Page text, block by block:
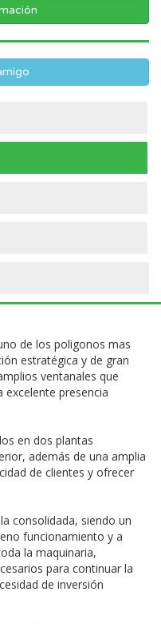
de los poligonos mas
estratégica y de gran
ventanales que
presencia
en dos plantas
además de una amplia
de clientes y ofrecer
consolidada, siendo un
funcionamiento y a
la maquinaria,
para continuar la
de inversión